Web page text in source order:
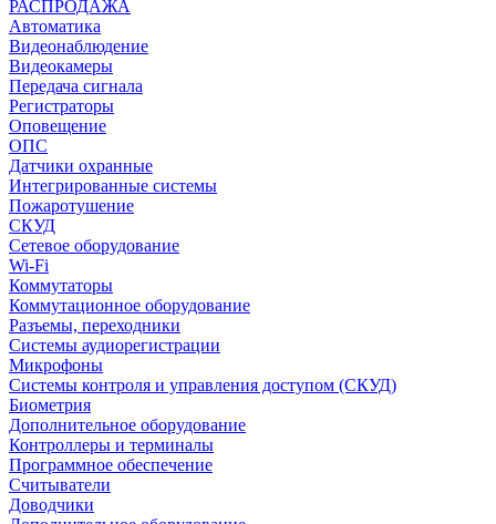
РАСПРОДАЖА
Автоматика
Видеонаблюдение
Видеокамеры
Передача сигнала
Регистраторы
Оповещение
ОПС
Датчики охранные
Интегрированные системы
Пожаротушение
СКУД
Сетевое оборудование
Wi-Fi
Коммутаторы
Коммутационное оборудование
Разъемы, переходники
Системы аудиорегистрации
Микрофоны
Системы контроля и управления доступом (СКУД)
Биометрия
Дополнительное оборудование
Контроллеры и терминалы
Программное обеспечение
Считыватели
Доводчики